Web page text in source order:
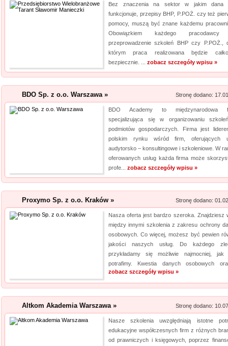
Bez znaczenia na sektor w jakim dana
funkcjonuje, przepisy BHP, P.POŻ. czy też
pomocy, muszą być znane każdemu
Obowiązkiem każdego pracodawcy
przeprowadzenie szkoleń BHP czy P.POŻ.,
którym praca realizowana będzie
bezpiecznie. ... zobacz szczegóły wpisu »
BDO Sp. z o.o. Warszawa » Stronę dodano:
BDO Academy to międzynarodowa
specjalizująca się w organizowaniu
podmiotów gospodarczych. Firma jest
polskim rynku wśród firm, oferujących
audytorsko – konsultingowe i szkoleniowe. W
oferowanych usług każda firma może
profe... zobacz szczegóły wpisu »
Proxymo Sp. z o.o. Kraków » Stronę dodano:
Nasza oferta jest bardzo szeroka. Znajdziesz
między innymi szkolenia z zakresu ochrony
osobowych. Co więcej, możesz być pewien
jakości naszych usług. Do każdego
przykładamy się możliwie najmocniej, jak
potrafimy. Kwestia danych osobowych
zobacz szczegóły wpisu »
Altkom Akademia Warszawa » Stronę dodano:
Nasze szkolenia uwzględniają istotne
edukacyjne współczesnych firm z różnych
od prawniczych i księgowych, poprzez